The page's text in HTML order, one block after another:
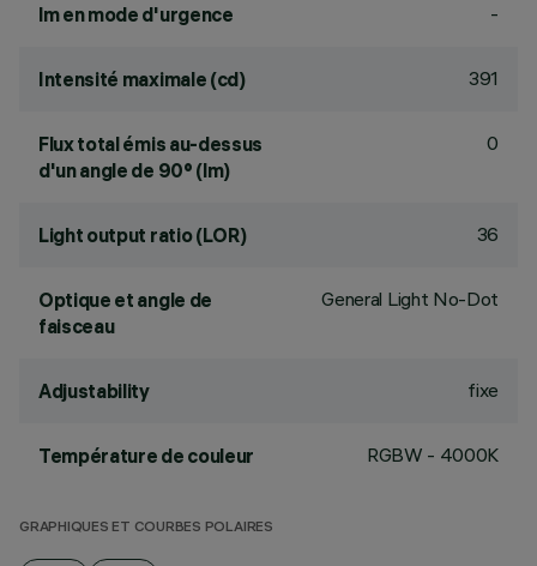
lm en mode d'urgence -
Intensité maximale (cd) 391
Flux total émis au-dessus
d'un angle de 90° (lm)
0
Light output ratio (LOR) 36
Optique et angle de
faisceau
General Light No-Dot
Adjustability fixe
Température de couleur RGBW - 4000K
GRAPHIQUES ET COURBES POLAIRES